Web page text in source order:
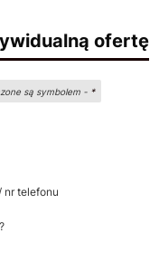
ofertę
są symbolem - *
nr telefonu